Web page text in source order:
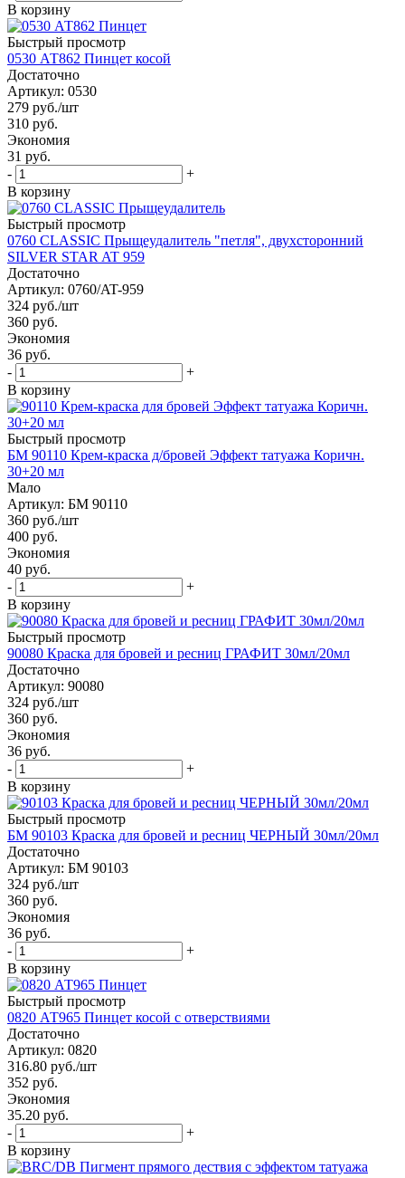
В корзину
Быстрый просмотр
0530 АТ862 Пинцет косой
Достаточно
Артикул: 0530
279 руб./шт
310 руб.
Экономия
31 руб.
-
+
В корзину
Быстрый просмотр
0760 CLASSIC Прыщеудалитель "петля", двухсторонний
SILVER STAR AT 959
Достаточно
Артикул: 0760/AT-959
324 руб./шт
360 руб.
Экономия
36 руб.
-
+
В корзину
Быстрый просмотр
БМ 90110 Крем-краска д/бровей Эффект татуажа Коричн.
30+20 мл
Мало
Артикул: БМ 90110
360 руб./шт
400 руб.
Экономия
40 руб.
-
+
В корзину
Быстрый просмотр
90080 Краска для бровей и ресниц ГРАФИТ 30мл/20мл
Достаточно
Артикул: 90080
324 руб./шт
360 руб.
Экономия
36 руб.
-
+
В корзину
Быстрый просмотр
БМ 90103 Краска для бровей и ресниц ЧЕРНЫЙ 30мл/20мл
Достаточно
Артикул: БМ 90103
324 руб./шт
360 руб.
Экономия
36 руб.
-
+
В корзину
Быстрый просмотр
0820 АТ965 Пинцет косой с отверствиями
Достаточно
Артикул: 0820
316.80 руб./шт
352 руб.
Экономия
35.20 руб.
-
+
В корзину